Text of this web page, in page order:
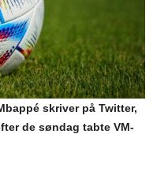
skriver på Twitter,
de søndag tabte VM-